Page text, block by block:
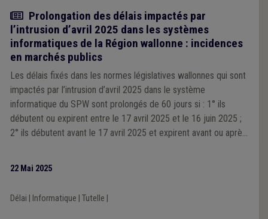
Actualité
Prolongation des délais impactés par
l’intrusion d’avril 2025 dans les systèmes
informatiques de la Région wallonne : incidences
en marchés publics
Les délais fixés dans les normes législatives wallonnes qui sont
impactés par l’intrusion d’avril 2025 dans le système
informatique du SPW sont prolongés de 60 jours si : 1° ils
débutent ou expirent entre le 17 avril 2025 et le 16 juin 2025 ;
2° ils débutent avant le 17 avril 2025 et expirent avant ou après
22 Mai 2025
Délai Informatique Tutelle